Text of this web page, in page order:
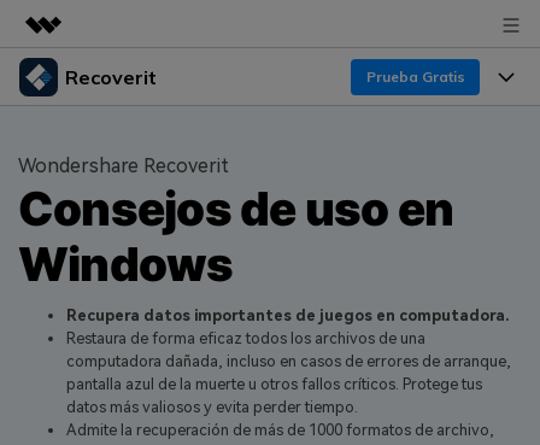
Productos destacados
Utilidades
Soluciones
Quiénes somos
Sala de prensa
Tienda
Soporte
Recoverit Prueba Gratis
Recoverit para Windows
Líder en recuperación para Windows
Pruébalo Gratis
Recoverit para Mac
Funciones
Recuperar de Unidades
Recuperar Medios Borrados
Soluciones de Recuperación Exclusivas Nuevo
Recuperar Documentos
Recursos
Por qué Recoverit
Experto en Recuperación de Datos
Historias de Clientes
Wondershare Recoverit
Consejos de uso en
Windows
Recupera datos importantes de juegos en computadora.
Restaura de forma eficaz todos los archivos de una
computadora dañada, incluso en casos de errores de arranque,
pantalla azul de la muerte u otros fallos críticos. Protege tus
datos más valiosos y evita perder tiempo.
Admite la recuperación de más de 1000 formatos de archivo,